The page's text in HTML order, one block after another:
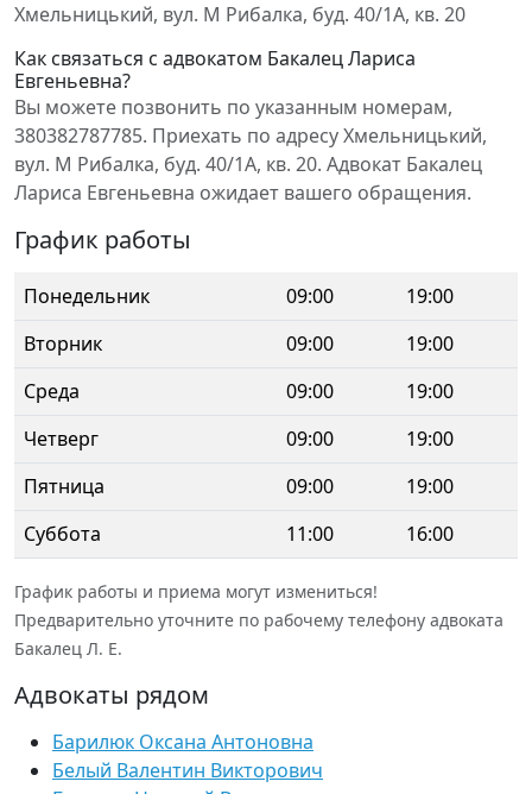
Хмельницький, вул. М Рибалка, буд. 40/1А, кв. 20
Как связаться с адвокатом Бакалец Лариса
Евгеньевна?
Вы можете позвонить по указанным номерам,
380382787785. Приехать по адресу Хмельницький,
вул. М Рибалка, буд. 40/1А, кв. 20. Адвокат Бакалец
Лариса Евгеньевна ожидает вашего обращения.
График работы
Понедельник 09:00
19:00
Вторник
09:00
19:00
Среда
09:00
19:00
Четверг
09:00
19:00
Пятница
09:00
19:00
Суббота
11:00 16:00
График работы и приема могут измениться!
Предварительно уточните по рабочему телефону адвоката
Бакалец Л. Е.
Адвокаты рядом
Барилюк Оксана Антоновна
Белый Валентин Викторович